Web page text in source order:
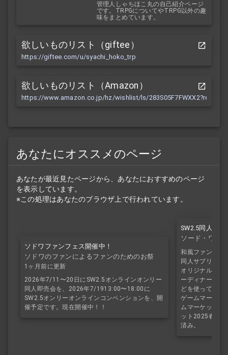
管理人しゃちほこ丸の自己紹介ページ
です。TRPGについてやTRPG以外の趣
味をまとめています。
欲しいものリスト（giftee）
https://giftee.com/u/syachi_hoko_trp
欲しいものリスト（Amazon）
https://www.amazon.co.jp/hz/wishlist/ls/
あなたにオススメのページ
あなたが最近見たページから、あなたにおすすめのページ
を表示しています。
※この処理はあなたのブラウザ上で行われています。
ソドワファンフェス開催中！
ソドワのファンによるファンのためのお祭
り！
1ヶ月前に更新
2026年7/11〜20日にSW2.5オンラインオンリー
同人即売会を、2026年7/1913:00〜18:00に
SW2.5オンリーオンラインコンベンションを、開
催予定です。現在開催中！！
SW2.5同人サ
ソード・ワー
和風ファンタジ
同人サプリ『シ
オリジナル種族
ーディナー技能
どを使って、特
ゲームマーケッ
ムマーケット
ット2025春で
済み。